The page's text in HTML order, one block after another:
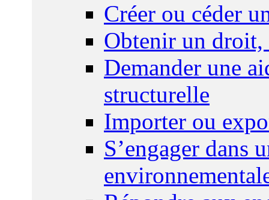
Créer ou céder
Obtenir un droit,
Demander une
structurelle
Importer ou
S’engager dans